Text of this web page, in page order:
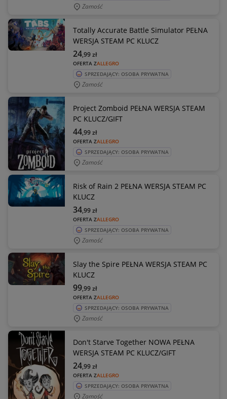
Zamość
Totally Accurate Battle Simulator PEŁNA
WERSJA STEAM PC KLUCZ
OFERTA ZALLEGRO
24,99zł
SPRZEDAJĄCY: OSOBA PRYWATNA
Zamość
Project Zomboid PEŁNA WERSJA STEAM
PC KLUCZ/GIFT
OFERTA ZALLEGRO
44,99zł
SPRZEDAJĄCY: OSOBA PRYWATNA
Zamość
Risk of Rain 2 PEŁNA WERSJA STEAM PC
KLUCZ
OFERTA ZALLEGRO
34,99zł
SPRZEDAJĄCY: OSOBA PRYWATNA
Zamość
Slay the Spire PEŁNA WERSJA STEAM PC
KLUCZ
OFERTA ZALLEGRO
99,99zł
SPRZEDAJĄCY: OSOBA PRYWATNA
Zamość
Don't Starve Together NOWA PEŁNA
WERSJA STEAM PC KLUCZ/GIFT
OFERTA ZALLEGRO
24,99zł
SPRZEDAJĄCY: OSOBA PRYWATNA
Zamość